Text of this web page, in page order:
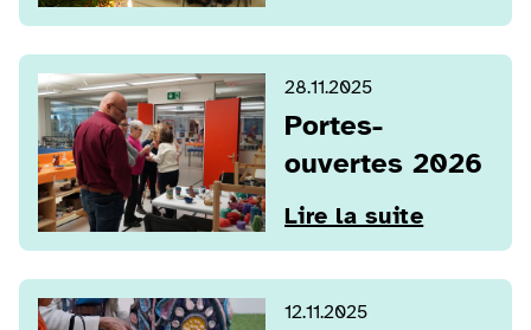
28.11.2025
Portes-
ouvertes 2026
Lire la suite
12.11.2025